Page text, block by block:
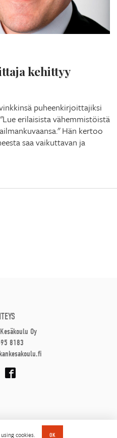
cookies. OK
kehittyy
puheenkirjoittajiksi
erilaisista vähemmistöistä
Hän kertoo
saa vaikuttavan ja
Oy
8183